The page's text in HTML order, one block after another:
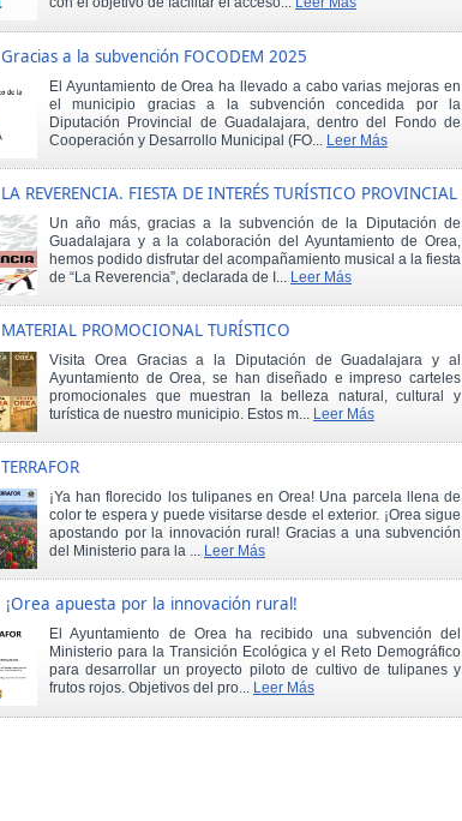
Gracias a la subvención FOCODEM 2025
El Ayuntamiento de Orea ha llevado a cabo varias mejoras en
el municipio gracias a la subvención concedida por la
Diputación Provincial de Guadalajara, dentro del Fondo de
Cooperación y Desarrollo Municipal (FO... Leer Más
LA REVERENCIA. FIESTA DE INTERÉS TURÍSTICO PROVINCIAL
Un año más, gracias a la subvención de la Diputación de
Guadalajara y a la colaboración del Ayuntamiento de Orea,
hemos podido disfrutar del acompañamiento musical a la fiesta
de “La Reverencia”, declarada de I... Leer Más
MATERIAL PROMOCIONAL TURÍSTICO
Visita Orea Gracias a la Diputación de Guadalajara y al
Ayuntamiento de Orea, se han diseñado e impreso carteles
promocionales que muestran la belleza natural, cultural y
turística de nuestro municipio. Estos m... Leer Más
TERRAFOR
¡Ya han florecido los tulipanes en Orea! Una parcela llena de
color te espera y puede visitarse desde el exterior. ¡Orea sigue
apostando por la innovación rural! Gracias a una subvención
del Ministerio para la ... Leer Más
¡Orea apuesta por la innovación rural!
El Ayuntamiento de Orea ha recibido una subvención del
Ministerio para la Transición Ecológica y el Reto Demográfico
para desarrollar un proyecto piloto de cultivo de tulipanes y
frutos rojos. Objetivos del pro... Leer Más